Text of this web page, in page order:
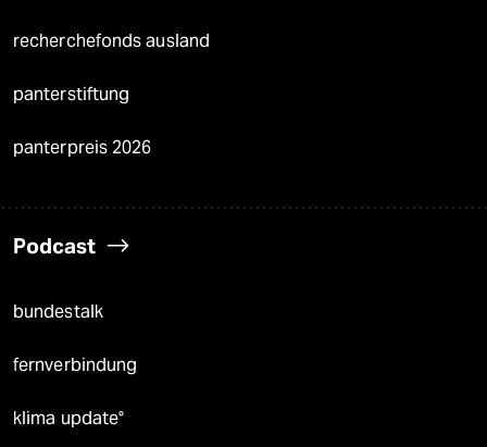
recherchefonds ausland
panterstiftung
panterpreis 2026
Podcast
bundestalk
fernverbindung
klima update°